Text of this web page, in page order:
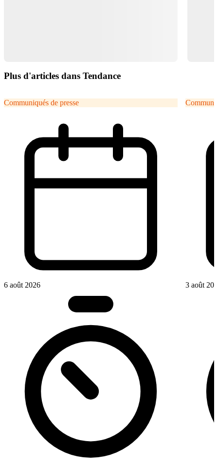
Plus d'articles dans Tendance
Communiqués de presse
6 août 2026 3 août